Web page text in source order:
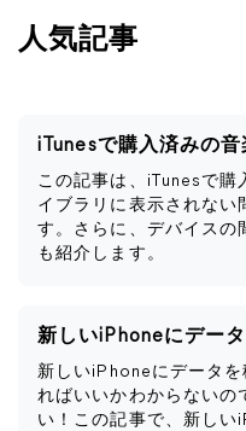
人気記事
この記事は、iTunesで購
イブラリに表示されない
す。さらに、デバイスの
も紹介します。
新しいiPhoneにデータ
ればいいかわからないの
い！この記事で、新し